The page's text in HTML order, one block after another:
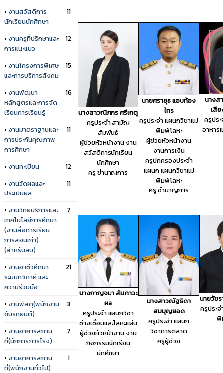
• งานสวัสดิการ
นักเรียนนักศึกษา
11
• งานครูที่ปรึกษาและ
การแนะแนว
12
• งานโครงการพิเศษ
และการบริการสังคม
15
• งานพัฒนา
หลักสูตรและการจัด
เรียนการเรียนรู้
16
• งานมาตราฐานและ
การประกันคุณภาพ
การศึกษา
11
• งานทะเบียน
12
• งานวัดผลและ
ประเมินผล
11
• งานวิทยบริการและ
เทคโนโลยีการศึกษา
(งานสื่อการเรียน
การสอนเก่า)
(สำหรับลบ)
7
• งานอาชีวศึกษา
ระบบทวิภาคี และ
ความร่วมมือ
21
• งานพัสดุ(พนักงาน
ขับรถยนต์)
3
• งานอาคารสถาน
ที่(นักการภารโรง)
7
• งานอาคารสถาน
ที่(พนักงานทั่วไป)
1
นางสาวณิภกร ศรีเกตุ
ครูประจำ สามัญ
สัมพันธ์
ผู้ช่วยหัวหน้างาน งาน
สวัสดิการนักเรียน
นักศึกษา
ครู ชำนาญการ
นายศรายุธ แอบท้อง
ไทร
ครูประจำ แผนกวิชาแม่
พิมพ์โลหะ
ผู้ช่วยหัวหน้างาน
งานการเงิน
ครูปกครองประจำ
แผนก แผนกวิชาแม่
พิมพ์โลหะ
ครู ชำนาญการ
นางส
เสีย
ครูปร
อาหาร
นางกาญจนา สัมภาวะ
ผล
ครูประจำ แผนกวิชา
ช่างเชื่อมและโลหะแผ่น
ผู้ช่วยหัวหน้างาน งาน
กิจกรรมนักเรียน
นักศึกษา
นางสาวณัฐธิดา
สมบุญยอด
ครูประจำ แผนก
วิชาการตลาด
ครูผู้ช่วย
นายวัช
ครูประ
พิ